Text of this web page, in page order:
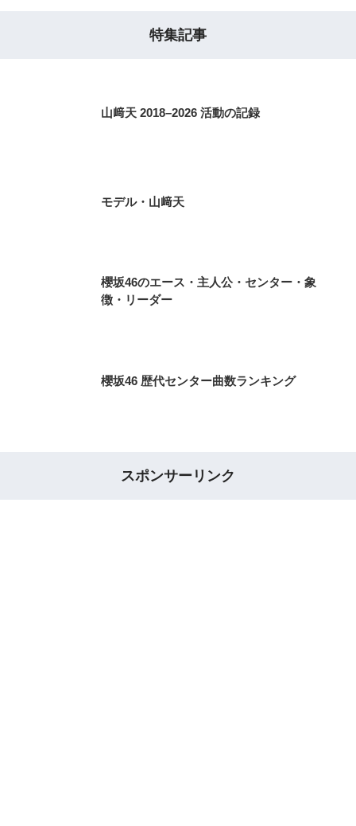
特集記事
山﨑天 2018–2026 活動の記録
モデル・山﨑天
櫻坂46のエース・主人公・センター・象
徴・リーダー
櫻坂46 歴代センター曲数ランキング
スポンサーリンク